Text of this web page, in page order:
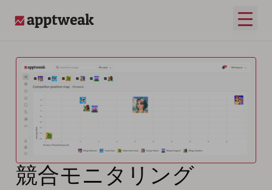
メイ
競合モニタリング